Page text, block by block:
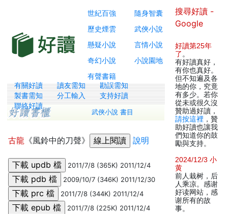
世紀百強
隨身智囊
歷史煙雲
武俠小說
懸疑小說
言情小說
奇幻小說
小說園地
有聲書籍
有關好讀 讀友需知
勘誤需知
製書需知
分工輸入
支持好讀
聯絡好讀
武俠小說 書目
古龍 《風鈴中的刀聲》 說明
2011/7/8 (365K) 2011/12/4
2009/10/7 (346K) 2011/12/30
2011/7/8 (344K) 2011/12/4
2011/7/8 (225K) 2011/12/4
搜尋好讀 -
Google
好讀第25年
了 。
有好讀真好，
有你也真好。
但不知遍及各
地的你，究竟
有多少。若你
從未或很久沒
贊助過好讀，
請按這裡 ，贊
助好讀也讓我
們知道你的鼓
勵與支持。
2024/12/3 小
黄
前人栽树，后
人乘凉。感谢
好读网站，感
谢所有的故
事。